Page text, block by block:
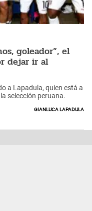
goleador”, el
dejar ir al
a Lapadula, quien está a
selección peruana.
Gianluca Lapadula